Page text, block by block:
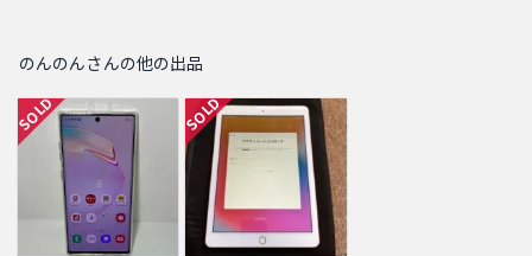
のんのんさんの他の出品
SOLD SOLD